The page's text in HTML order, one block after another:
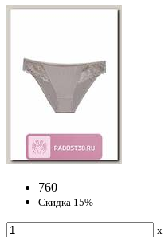
760
Скидка 15%
x